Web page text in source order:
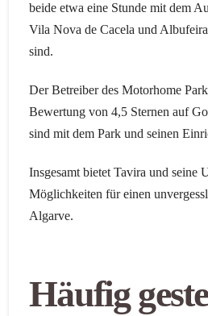
beide etwa eine Stunde mit dem
Vila Nova de Cacela und
sind.
Der Betreiber des Motorhome
Bewertung von 4,5 Sternen auf
sind mit dem Park und seinen
Insgesamt bietet Tavira und seine
Möglichkeiten für einen
Algarve.
Häufig